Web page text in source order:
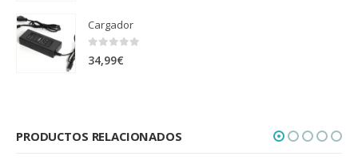
Cargador
0 out of 5
34,99€
PRODUCTOS RELACIONADOS